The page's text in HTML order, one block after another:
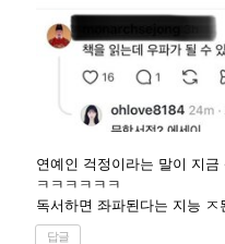
연예인 걱정이라는 말이 지
ㅋㅋㅋㅋㅋㅋ
독서하면 좌파된다는 지능 ㅈ
답글